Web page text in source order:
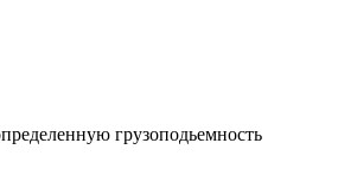
грузоподьемность